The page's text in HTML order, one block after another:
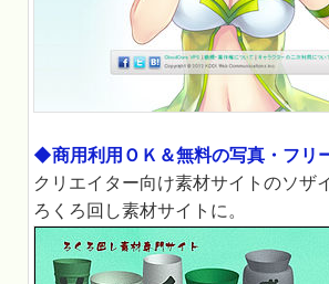
◆商用利用ＯＫ＆無料の写真・フリ
クリエイター向け素材サイトのソザ
ろくろ回し素材サイトに。